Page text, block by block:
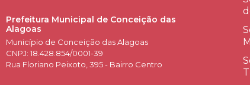
Prefeitura Municipal de Conceição das
Alagoas
Município de Conceição das Alagoas
CNPJ: 18.428.854/0001-39
Rua Floriano Peixoto, 395 - Bairro Centro